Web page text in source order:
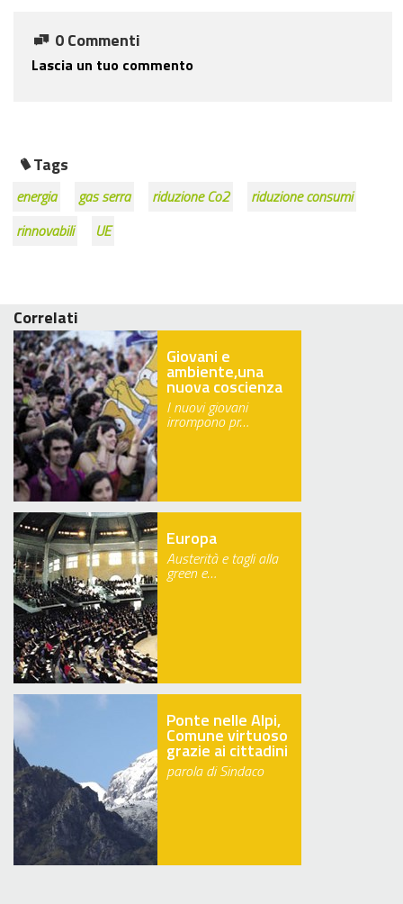
0 Commenti
Lascia un tuo commento
Tags
energia gas serra riduzione Co2
riduzione consumi
rinnovabili
UE
Correlati
Giovani e
ambiente,una
nuova coscienza
I nuovi giovani
irrompono pr…
Europa
Austerità e tagli alla
green e…
Ponte nelle Alpi,
Comune virtuoso
grazie ai cittadini
parola di Sindaco